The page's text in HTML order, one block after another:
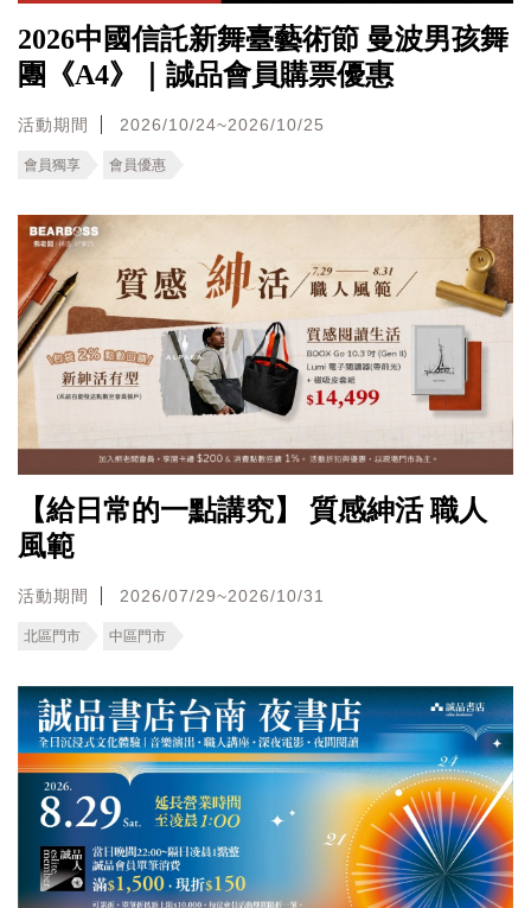
2026中國信託新舞臺藝術節 曼波男孩舞
團《A4》｜誠品會員購票優惠
活動期間 2026/10/24~2026/10/25
會員獨享 會員優惠
【給日常的一點講究】 質感紳活 職人
風範
活動期間 2026/07/29~2026/10/31
北區門市 中區門市